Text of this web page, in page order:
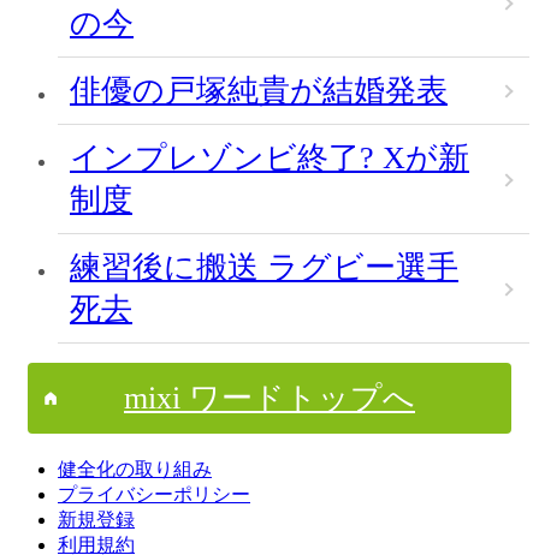
の今
俳優の戸塚純貴が結婚発表
インプレゾンビ終了? Xが新
制度
練習後に搬送 ラグビー選手
死去
mixi ワードトップへ
健全化の取り組み
プライバシーポリシー
新規登録
利用規約